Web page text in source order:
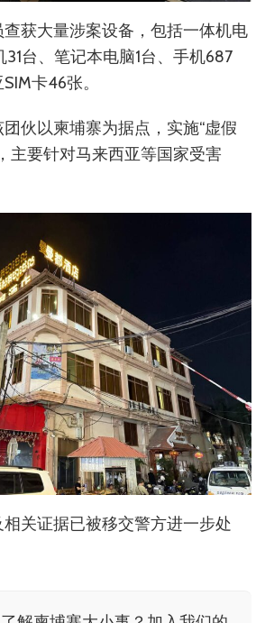
获大量涉案设备，包括一体机电
台、笔记本电脑1台、手机687
卡46张。
伙以柬埔寨为据点，实施“虚假
主要针对马来西亚等国家受害
关证据已被移交警方进一步处